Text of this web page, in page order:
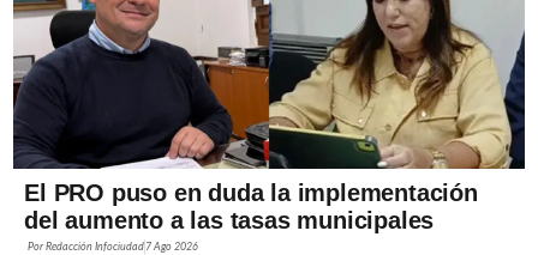
El PRO puso en duda la implementación
del aumento a las tasas municipales
PorRedacción Infociudad 7 Ago 2026